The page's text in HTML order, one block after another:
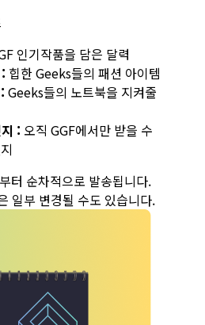
인기작품을 담은 달력
힙한 Geeks들의 패션 아이템
Geeks들의 노트북을 지켜줄
: 오직 GGF에서만 받을 수
터 순차적으로 발송됩니다.
일부 변경될 수도 있습니다.